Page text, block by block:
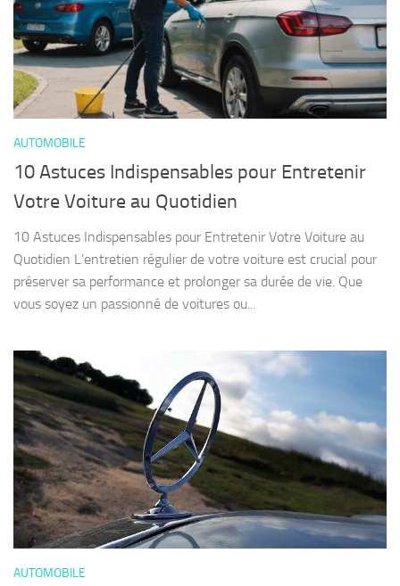
AUTOMOBILE
10 Astuces Indispensables pour Entretenir
Votre Voiture au Quotidien
10 Astuces Indispensables pour Entretenir Votre Voiture au
Quotidien L’entretien régulier de votre voiture est crucial pour
préserver sa performance et prolonger sa durée de vie. Que
vous soyez un passionné de voitures ou...
AUTOMOBILE